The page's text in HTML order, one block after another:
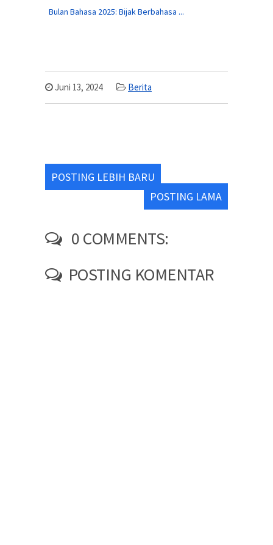
Bulan Bahasa 2025: Bijak Berbahasa ...
Juni 13, 2024 Berita
POSTING LEBIH BARU
POSTING LAMA
0 COMMENTS:
POSTING KOMENTAR